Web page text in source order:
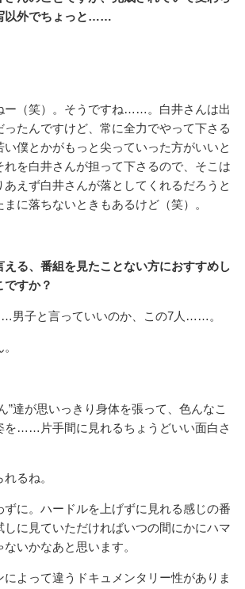
以外でちょっと……
（笑）。そうですね……。白井さんは出
たんですけど、常に全力でやって下さる
僕とかがもっと尖っていった方がいいと
れを白井さんが担って下さるので、そこは
あえず白井さんが落としてくれるだろうと
に落ちないときもあるけど（笑）。
る、番組を見たことない方におすすめし
ですか？
男子と言っていいのか、この7人……。
”達が思いっきり身体を張って、色んなこ
を……片手間に見れるちょうどいい面白さ
るね。
ずに。ハードルを上げずに見れる感じの番
に見ていただければいつの間にかにハマ
いかなあと思います。
よって違うドキュメンタリー性がありま